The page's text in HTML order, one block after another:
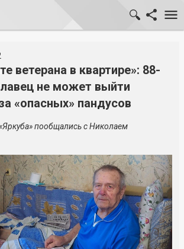
ветерана в квартире»: 88-
не может выйти
«опасных» пандусов
пообщались с Николаем